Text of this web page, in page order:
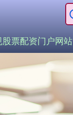
股票配资门户网站